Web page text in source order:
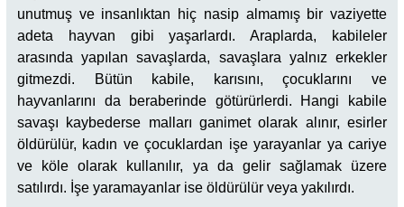
unutmuş ve insanlıktan hiç nasip almamış bir vaziyette
adeta hayvan gibi yaşarlardı. Araplarda, kabileler
arasında yapılan savaşlarda, savaşlara yalnız erkekler
gitmezdi. Bütün kabile, karısını, çocuklarını ve
hayvanlarını da beraberinde götürürlerdi. Hangi kabile
savaşı kaybederse malları ganimet olarak alınır, esirler
öldürülür, kadın ve çocuklardan işe yarayanlar ya cariye
ve köle olarak kullanılır, ya da gelir sağlamak üzere
satılırdı. İşe yaramayanlar ise öldürülür veya yakılırdı.